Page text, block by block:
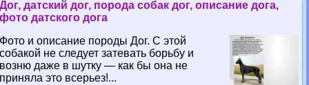
Дог, датский дог, порода собак дог, описание дога,
фото датского дога
Фото и описание породы Дог. С этой
собакой не следует затевать борьбу и
возню даже в шутку — как бы она не
приняла это всерьез!...